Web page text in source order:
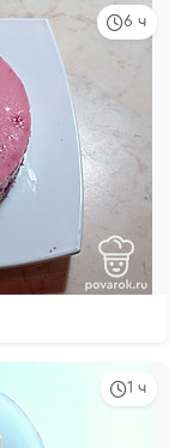
6 ч
1 ч